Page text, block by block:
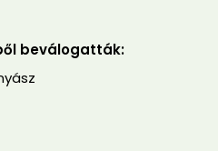
beválogatták: